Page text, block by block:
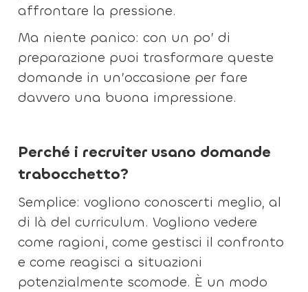
affrontare la pressione.
Ma niente panico: con un po’ di
preparazione puoi trasformare queste
domande in un’occasione per fare
davvero una buona impressione.
Perché i recruiter usano domande
trabocchetto?
Semplice: vogliono conoscerti meglio, al
di là del curriculum. Vogliono vedere
come ragioni, come gestisci il confronto
e come reagisci a situazioni
potenzialmente scomode. È un modo